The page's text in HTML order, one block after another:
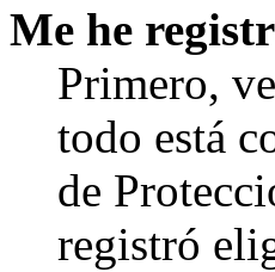
Me he
Primero,
todo está
de
registró